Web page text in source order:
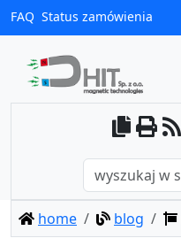
FAQ Status zamówienia
home blog